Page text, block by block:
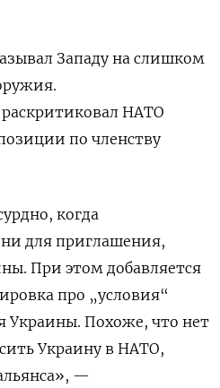
Западу на слишком
НАТО
по членству
когда
для приглашения,
При этом добавляется
про „условия“
Украины. Похоже, что нет
Украину в НАТО,
—